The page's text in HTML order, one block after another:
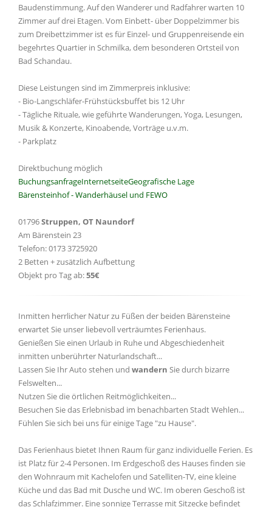
Baudenstimmung. Auf den Wanderer und Radfahrer warten 10
Zimmer auf drei Etagen. Vom Einbett- über Doppelzimmer bis
zum Dreibettzimmer ist es für Einzel- und Gruppenreisende ein
begehrtes Quartier in Schmilka, dem besonderen Ortsteil von
Bad Schandau.
Diese Leistungen sind im Zimmerpreis inklusive:
- Bio-Langschläfer-Frühstücksbuffet bis 12 Uhr
- Tägliche Rituale, wie geführte Wanderungen, Yoga, Lesungen,
Musik & Konzerte, Kinoabende, Vorträge u.v.m.
- Parkplatz
Direktbuchung möglich
BuchungsanfrageInternetseiteGeografische Lage
Bärensteinhof - Wanderhäusel und FEWO
01796Struppen, OT Naundorf
Am Bärenstein 23
Telefon: 0173 3725920
2 Betten + zusätzlich Aufbettung
Objekt pro Tag ab:55€
Inmitten herrlicher Natur zu Füßen der beiden Bärensteine
erwartet Sie unser liebevoll verträumtes Ferienhaus.
Genießen Sie einen Urlaub in Ruhe und Abgeschiedenheit
inmitten unberührter Naturlandschaft...
Lassen Sie Ihr Auto stehen und wandern Sie durch bizarre
Felswelten...
Nutzen Sie die örtlichen Reitmöglichkeiten...
Besuchen Sie das Erlebnisbad im benachbarten Stadt Wehlen...
Fühlen Sie sich bei uns für einige Tage "zu Hause".
Das Ferienhaus bietet Ihnen Raum für ganz individuelle Ferien. Es
ist Platz für 2-4 Personen. Im Erdgeschoß des Hauses finden sie
den Wohnraum mit Kachelofen und Satelliten-TV, eine kleine
Küche und das Bad mit Dusche und WC. Im oberen Geschoß ist
das Schlafzimmer. Eine sonnige Terrasse mit Sitzecke befindet